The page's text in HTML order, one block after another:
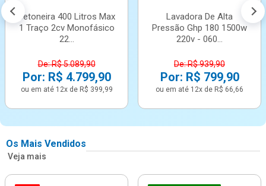
Betoneira 400 Litros Max
1 Traço 2cv Monofásico
22...
De: R$ 5.089,90
Por: R$ 4.799,90
ou em até 12x de R$ 399,99
Lavadora De Alta
Pressão Ghp 180 1500w
220v - 060...
De: R$ 939,90
Por: R$ 799,90
ou em até 12x de R$ 66,66
Os Mais Vendidos
Veja mais